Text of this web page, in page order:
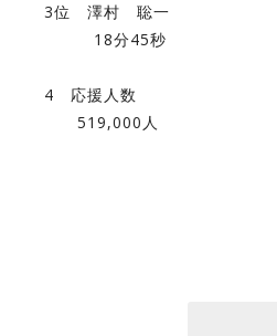
3位 澤村 聡一
18分45秒
4 応援人数
519,000人